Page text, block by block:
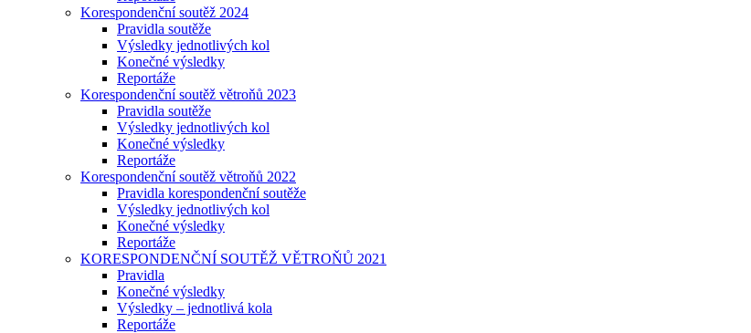
Korespondenční soutěž 2024
Pravidla soutěže
Výsledky jednotlivých kol
Konečné výsledky
Reportáže
Korespondenční soutěž větroňů 2023
Pravidla soutěže
Výsledky jednotlivých kol
Konečné výsledky
Reportáže
Korespondenční soutěž větroňů 2022
Pravidla korespondenční soutěže
Výsledky jednotlivých kol
Konečné výsledky
Reportáže
KORESPONDENČNÍ SOUTĚŽ VĚTROŇŮ 2021
Pravidla
Konečné výsledky
Výsledky – jednotlivá kola
Reportáže